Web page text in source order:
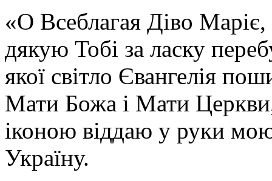
«О Всеблагая Діво
дякую Тобі за ласку
якої світло Євангелія
Мати Божа і Мати
іконою віддаю у руки
Україну.